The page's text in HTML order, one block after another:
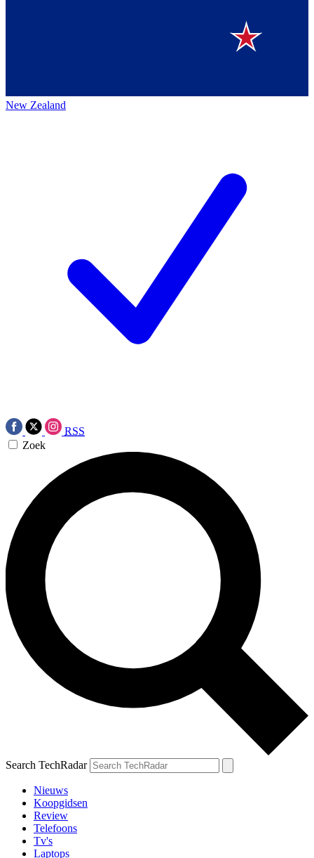
New Zealand
RSS
Zoek
Search TechRadar
Nieuws
Koopgidsen
Review
Telefoons
Tv's
Laptops